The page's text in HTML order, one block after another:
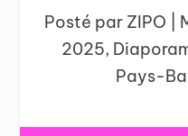
Posté par ZIPO
2025,
Pays-